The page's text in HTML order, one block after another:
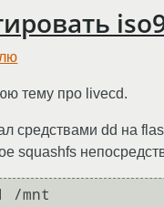
тему про livecd.
средствами dd на
squashfs
/mnt